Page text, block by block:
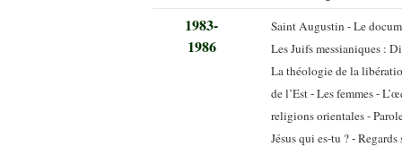
1983-
1986
Saint Augustin - Le
Les Juifs messianiques :
La théologie de la
de l’Est - Les femmes -
religions orientales -
Jésus qui es-tu ? -